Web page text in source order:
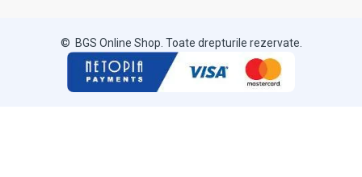
© BGS Online Shop. Toate drepturile rezervate.